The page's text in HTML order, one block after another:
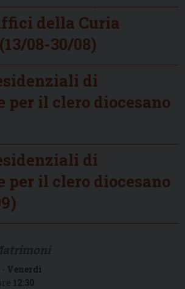
della Curia
08-30/08)
di
per il clero diocesano
di
per il clero diocesano
- Venerdì
12:30